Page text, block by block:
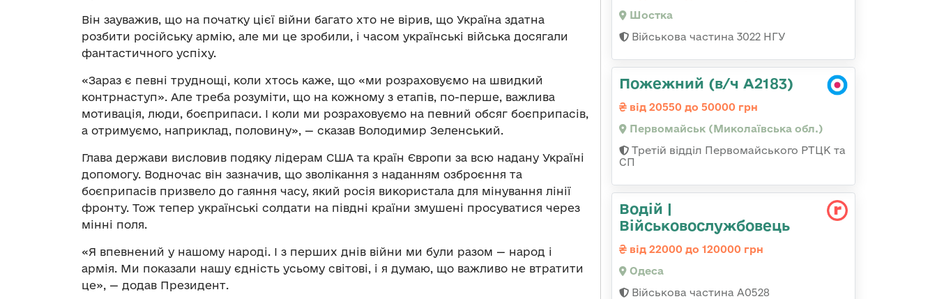
Він зауважив, що на початку цієї війни багато хто не вірив, що Україна здатна
розбити російську армію, але ми це зробили, і часом українські війська досягали
фантастичного успіху.
«Зараз є певні труднощі, коли хтось каже, що «ми розраховуємо на швидкий
контрнаступ». Але треба розуміти, що на кожному з етапів, по-перше, важлива
мотивація, люди, боєприпаси. І коли ми розраховуємо на певний обсяг боєприпасів,
а отримуємо, наприклад, половину», — сказав Володимир Зеленський.
Глава держави висловив подяку лідерам США та країн Європи за всю надану Україні
допомогу. Водночас він зазначив, що зволікання з наданням озброєння та
боєприпасів призвело до гаяння часу, який росія використала для мінування лінії
фронту. Тож тепер українські солдати на півдні країни змушені просуватися через
мінні поля.
«Я впевнений у нашому народі. І з перших днів війни ми були разом — народ і
армія. Ми показали нашу єдність усьому світові, і я думаю, що важливо не втратити
це», — додав Президент.
Шостка
Військова частина 3022 НГУ
Пожежний (в/ч А2183)
від 20550 до 50000 грн
Первомайськ (Миколаївська обл.)
Третій відділ Первомайського РТЦК та
СП
Водій |
Військовослужбовець
від 22000 до 120000 грн
Одеса
Військова частина А0528